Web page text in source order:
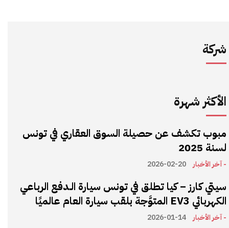
شركة
الأكثر شهرة
مبوب تكشف عن حصيلة السوق العقاري في تونس
لسنة 2025
- آخر الأخبار 2026-02-20
سيتي كارز – كيا تطلق في تونس سيارة الـدفع الرباعي
الكهربائي EV3 المتوَّجة بلقب سيارة العام عالميًا
- آخر الأخبار 2026-01-14